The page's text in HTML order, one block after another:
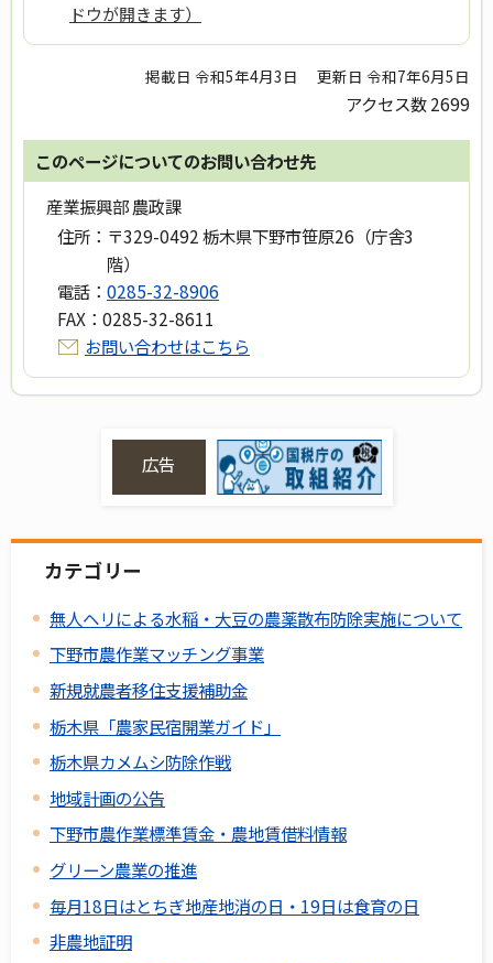
ドウが開きます）
掲載日 令和5年4月3日 更新日 令和7年6月5日
アクセス数2699
このページについてのお問い合わせ先
産業振興部 農政課
住所： 〒329-0492 栃木県下野市笹原26（庁舎3
階）
電話： 0285-32-8906
FAX： 0285-32-8611
お問い合わせはこちら
広告
カテゴリー
無人ヘリによる水稲・大豆の農薬散布防除実施について
下野市農作業マッチング事業
新規就農者移住支援補助金
栃木県「農家民宿開業ガイド」
栃木県カメムシ防除作戦
地域計画の公告
下野市農作業標準賃金・農地賃借料情報
グリーン農業の推進
毎月18日はとちぎ地産地消の日・19日は食育の日
非農地証明